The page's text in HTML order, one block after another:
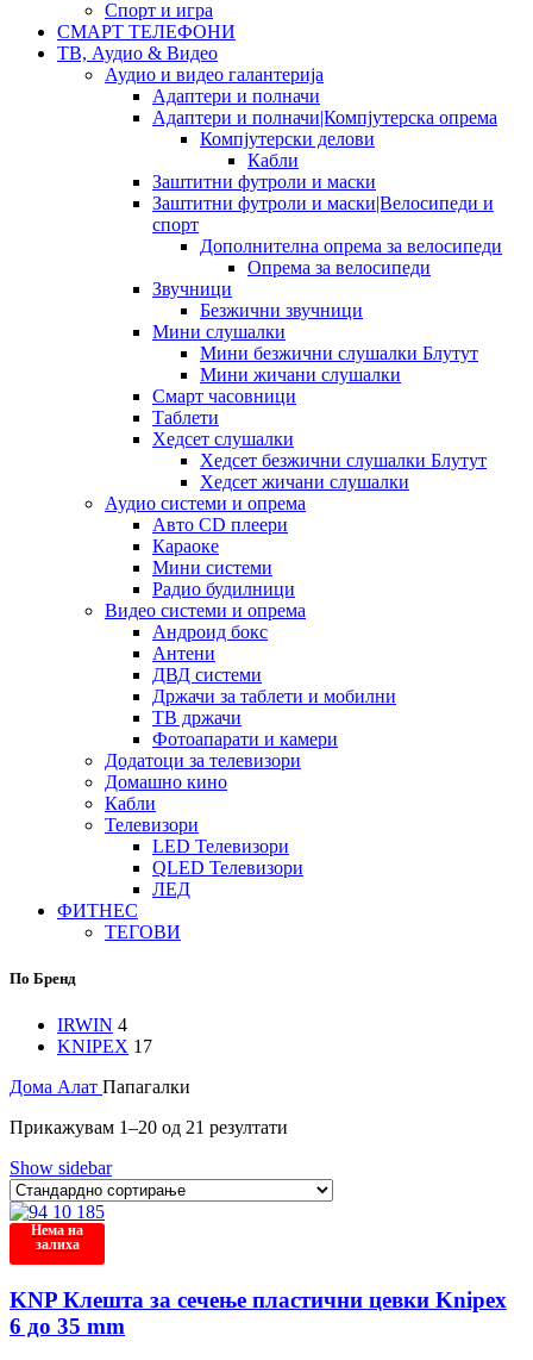
Спорт и игра
СМАРТ ТЕЛЕФОНИ
ТВ, Аудио & Видео
Аудио и видео галантерија
Адаптери и полначи
Адаптери и полначи|Компјутерска опрема
Компјутерски делови
Кабли
Заштитни футроли и маски
Заштитни футроли и маски|Велосипеди и
спорт
Дополнителна опрема за велосипеди
Опрема за велосипеди
Звучници
Безжични звучници
Мини слушалки
Мини безжични слушалки Блутут
Мини жичани слушалки
Смарт часовници
Таблети
Хедсет слушалки
Хедсет безжични слушалки Блутут
Хедсет жичани слушалки
Аудио системи и опрема
Авто CD плеери
Караоке
Мини системи
Радио будилници
Видео системи и опрема
Андроид бокс
Антени
ДВД системи
Држачи за таблети и мобилни
ТВ држачи
Фотоапарати и камери
Додатоци за телевизори
Домашно кино
Кабли
Телевизори
LED Телевизори
QLED Телевизори
ЛЕД
ФИТНЕС
ТЕГОВИ
По Бренд
IRWIN 4
KNIPEX 17
Дома Алат Папагалки
Прикажувам 1–20 од 21 резултати
Show sidebar
Нема на
залиха
KNP Клешта за сечење пластични цевки Knipex
6 до 35 mm